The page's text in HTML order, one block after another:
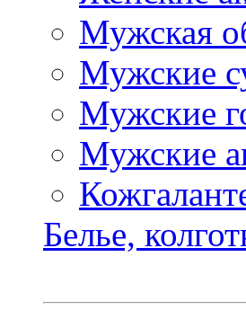
Мужская
Мужские
Мужские
Мужские
Белье,